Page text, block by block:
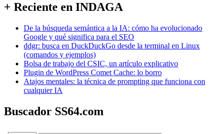
+ Reciente en INDAGA
De la búsqueda semántica a la IA: cómo ha evolucionado
Google y qué significa para el SEO
ddgr: busca en DuckDuckGo desde la terminal en Linux
(comandos y ejemplos)
Bolsa de trabajo del CSIC, un artículo explicativo
Plugin de WordPress Comet Cache: lo borro
Atajos mentales: la técnica de prompting que funciona con
cualquier IA
Buscador SS64.com